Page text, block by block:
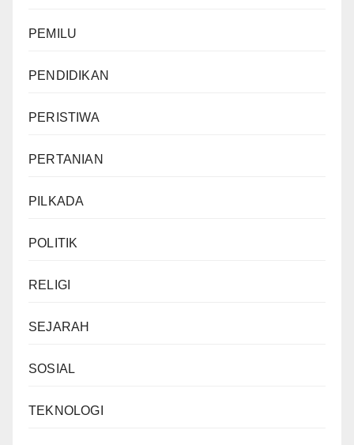
PEMILU
PENDIDIKAN
PERISTIWA
PERTANIAN
PILKADA
POLITIK
RELIGI
SEJARAH
SOSIAL
TEKNOLOGI